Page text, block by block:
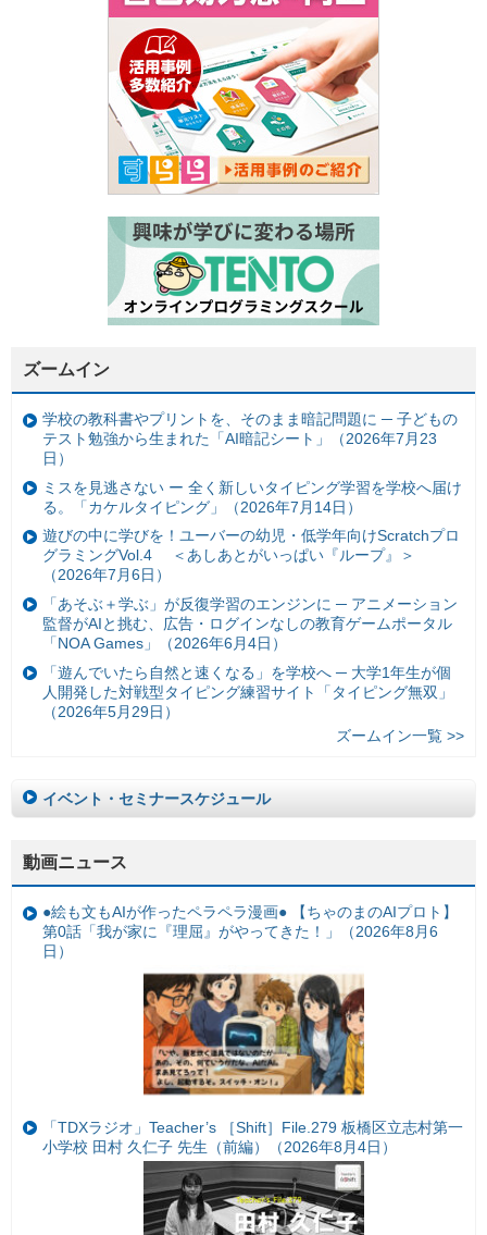
ズームイン
学校の教科書やプリントを、そのまま暗記問題に ─ 子どもの
テスト勉強から生まれた「AI暗記シート」（2026年7月23
日）
ミスを見逃さない ー 全く新しいタイピング学習を学校へ届け
る。「カケルタイピング」（2026年7月14日）
遊びの中に学びを！ユーバーの幼児・低学年向けScratchプロ
グラミングVol.4 ＜あしあとがいっぱい『ループ』＞
（2026年7月6日）
「あそぶ＋学ぶ」が反復学習のエンジンに ─ アニメーション
監督がAIと挑む、広告・ログインなしの教育ゲームポータル
「NOA Games」（2026年6月4日）
「遊んでいたら自然と速くなる」を学校へ ─ 大学1年生が個
人開発した対戦型タイピング練習サイト「タイピング無双」
（2026年5月29日）
ズームイン一覧 >>
イベント・セミナースケジュール
動画ニュース
●絵も文もAIが作ったペラペラ漫画● 【ちゃのまのAIプロト】
第0話「我が家に『理屈』がやってきた！」（2026年8月6
日）
「TDXラジオ」Teacher’s ［Shift］File.279 板橋区立志村第一
小学校 田村 久仁子 先生（前編）（2026年8月4日）